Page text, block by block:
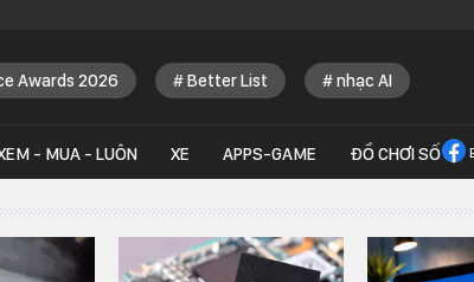
Awards 2026 Better List nhạc AI
- MUA - LUÔN XE APPS-GAME ĐỒ CHƠI SỐ